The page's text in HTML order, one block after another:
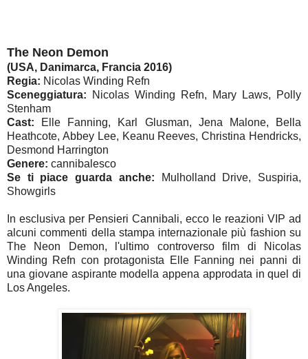
The Neon Demon
(USA, Danimarca, Francia 2016)
Regia: Nicolas Winding Refn
Sceneggiatura: Nicolas Winding Refn, Mary Laws, Polly
Stenham
Cast: Elle Fanning, Karl Glusman, Jena Malone, Bella
Heathcote, Abbey Lee, Keanu Reeves, Christina Hendricks,
Desmond Harrington
Genere: cannibalesco
Se ti piace guarda anche: Mulholland Drive, Suspiria,
Showgirls
In esclusiva per Pensieri Cannibali, ecco le reazioni VIP ad
alcuni commenti della stampa internazionale più fashion su
The Neon Demon, l'ultimo controverso film di Nicolas
Winding Refn con protagonista Elle Fanning nei panni di
una giovane aspirante modella appena approdata in quel di
Los Angeles.